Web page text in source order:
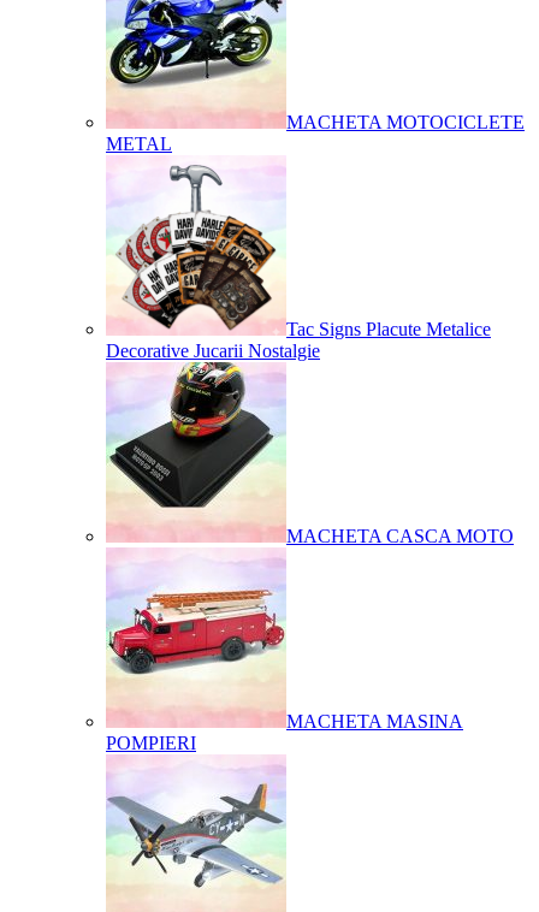
MACHETA MOTOCICLETE
METAL
Tac Signs Placute Metalice
Decorative Jucarii Nostalgie
MACHETA CASCA MOTO
MACHETA MASINA
POMPIERI